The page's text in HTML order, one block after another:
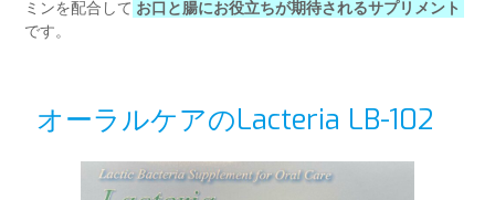
ミンを配合して お口と腸にお役立ちが期待されるサプリメント
です。
オーラルケアのLacteria LB-102